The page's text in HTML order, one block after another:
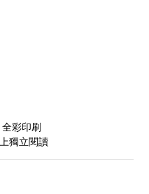
彩印刷
獨立閱讀